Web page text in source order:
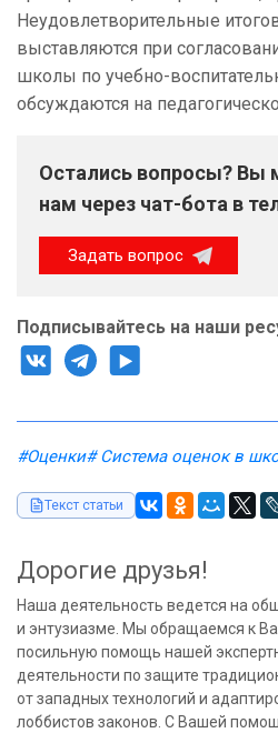
Неудовлетворительные
выставляются при
школы по учебно-
обсуждаются на
Остались вопросы? Вы
нам через чат-бота в
Задать вопрос
Подписывайтесь на наши
#Оценки# Система оценок в
Текст статьи
Дорогие друзья!
Наша деятельность ведется на
и энтузиазме. Мы обращаемся к
посильную помощь нашей
деятельности по защите
от западных технологий и
лоббистов законов. С Вашей